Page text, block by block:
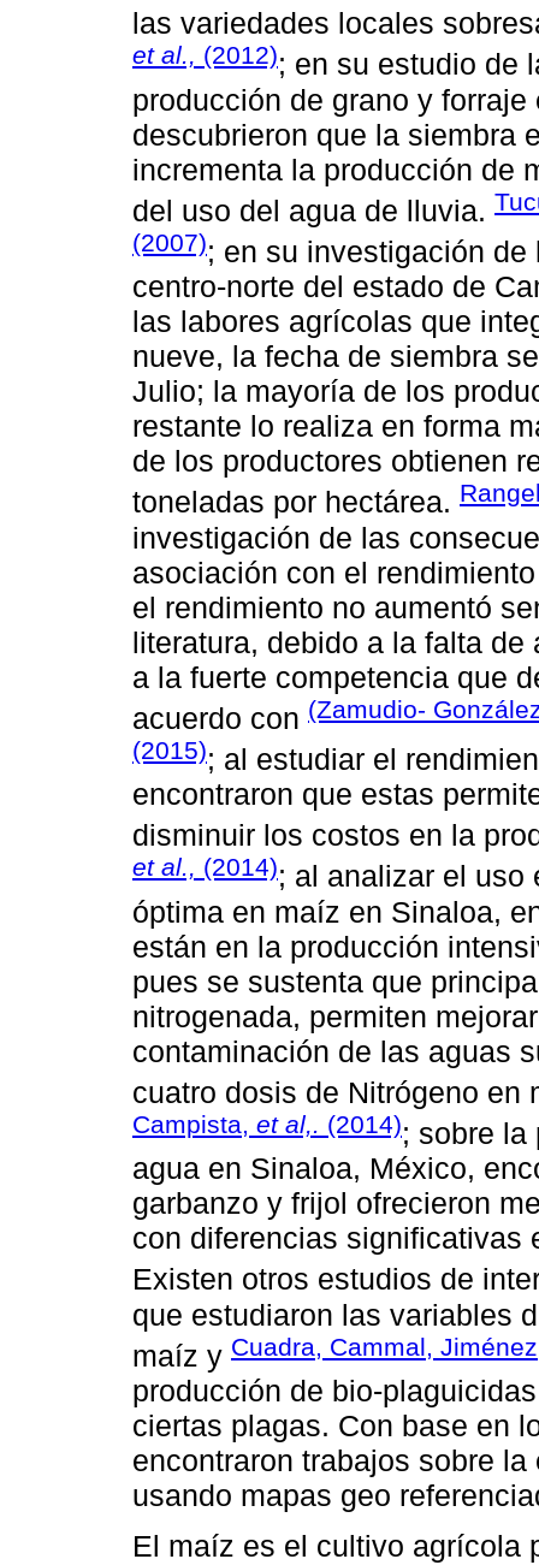
las variedades locales
et al., (2012); en su estudio de
producción de grano y
descubrieron que la siembra
incrementa la producción de
del uso del agua de lluvia.
(2007); en su investigación
centro-norte del estado de
las labores agrícolas que
nueve, la fecha de siembra
Julio; la mayoría de los
restante lo realiza en forma
de los productores obtienen
toneladas por hectárea.
investigación de las
asociación con el
el rendimiento no aumentó
literatura, debido a la falta
a la fuerte competencia que
acuerdo con (Zamudio-
(2015); al estudiar el
encontraron que estas
disminuir los costos en la
et al., (2014); al analizar el uso
óptima en maíz en Sinaloa,
están en la producción
pues se sustenta que
nitrogenada, permiten
contaminación de las aguas
cuatro dosis de Nitrógeno
Campista, et al,. (2014); sobre la
agua en Sinaloa, México,
garbanzo y frijol ofrecieron
con diferencias significativas
Existen otros estudios de
que estudiaron las variables
maíz y Cuadra, Cammal,
producción de bio-
ciertas plagas. Con base en
encontraron trabajos sobre
usando mapas geo
El maíz es el cultivo agrícola